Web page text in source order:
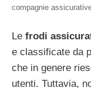
compagnie
Le frodi
e classificate da
che in genere
utenti. Tuttavia,